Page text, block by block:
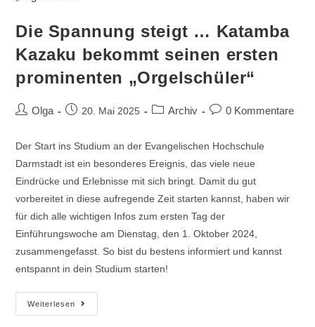
Die Spannung steigt … Katamba
Kazaku bekommt seinen ersten
prominenten „Orgelschüler“
Olga 20. Mai 2025 Archiv 0 Kommentare
Der Start ins Studium an der Evangelischen Hochschule
Darmstadt ist ein besonderes Ereignis, das viele neue
Eindrücke und Erlebnisse mit sich bringt. Damit du gut
vorbereitet in diese aufregende Zeit starten kannst, haben wir
für dich alle wichtigen Infos zum ersten Tag der
Einführungswoche am Dienstag, den 1. Oktober 2024,
zusammengefasst. So bist du bestens informiert und kannst
entspannt in dein Studium starten!
Weiterlesen